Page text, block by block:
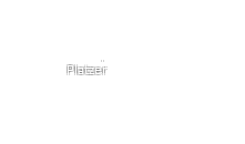
Fahrzeug
Platzer